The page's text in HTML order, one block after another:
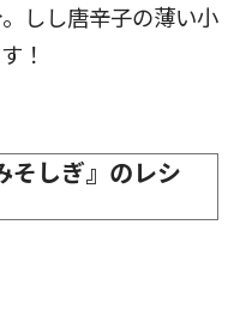
しし唐辛子の薄い小
！
そしぎ』のレシ